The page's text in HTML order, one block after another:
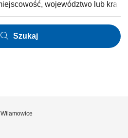
Szukaj
Wilamowice